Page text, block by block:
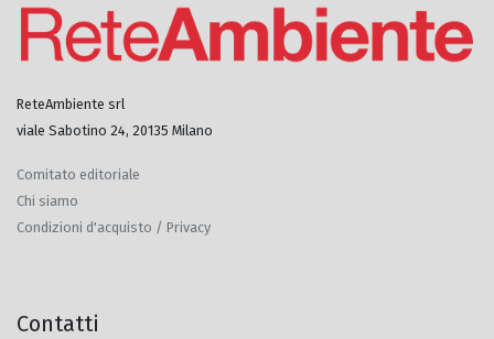
ReteAmbiente srl
viale Sabotino 24, 20135 Milano
Comitato editoriale
Chi siamo
Condizioni d'acquisto / Privacy
Contatti